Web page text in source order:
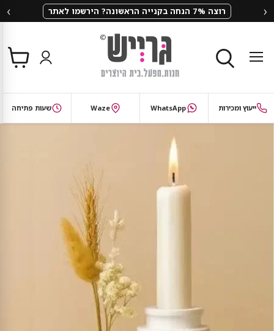
‹ רוצה 7% הנחה בקנייה הראשונה? הירשמו לאתר ›
תפריט
צפי
בסל
ייעוץ ומכירות WhatsApp
Waze שעות פתיחה